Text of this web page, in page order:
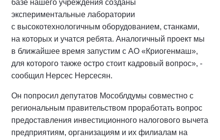
базе нашего учреждения созданы
экспериментальные лаборатории
с высокотехнологичным оборудованием, станками,
на которых и учатся ребята. Аналогичный проект мы
в ближайшее время запустим с АО «Криогенмаш»,
для которого также остро стоит кадровый вопрос», -
сообщил Нерсес Нерсесян.
Он попросил депутатов Мособлдумы совместно с
региональным правительством проработать вопрос
предоставления инвестиционного налогового вычета
предприятиям, организациям и их филиалам на